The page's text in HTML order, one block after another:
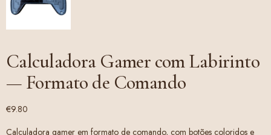
Calculadora Gamer com Labirinto
— Formato de Comando
€9.80
Calculadora gamer em formato de comando, com botões coloridos e